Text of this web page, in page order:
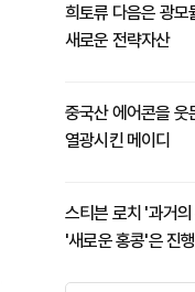
희토류 다음은 광
새로운 전략자산
중국산 에어콘을 웃
열광시킨 메이디
스티븐 로치 '과거
'새로운 홍콩'은 진